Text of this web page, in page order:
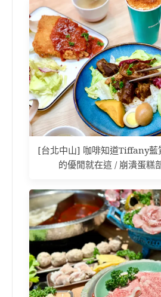
[台北中山] 咖啡知道Tiffany藍
的優閒就在這 / 崩潰蛋糕